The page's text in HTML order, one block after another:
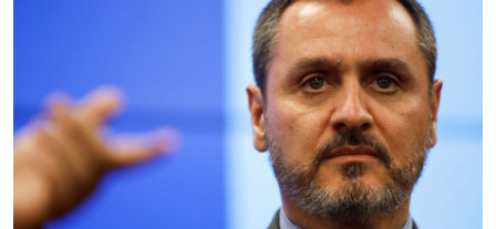
Política
Tecnologia e Games